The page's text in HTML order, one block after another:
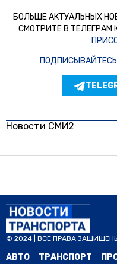
БОЛЬШЕ АКТУАЛЬНЫХ
СМОТРИТЕ В ТЕЛЕГРАМ
Новости СМИ2
© 2024 | ВСЕ ПРАВА
АВТО ТРАНСПОРТ